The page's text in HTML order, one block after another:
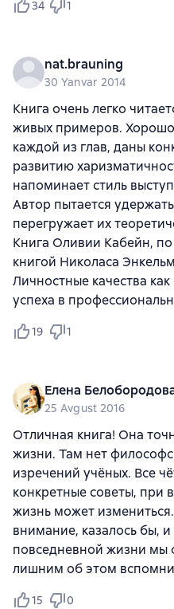
34 1
nat.brauning
30 Yanvar 2014
Книга очень легко
живых примеров.
каждой из глав, даны
развитию
напоминает стиль
Автор пытается
перегружает их
Книга Оливии Кабейн,
книгой Николаса
Личностные качества
успеха в
19 1
Елена
25 Avgust 2016
Отличная книга! Она
жизни. Там нет
изречений учёных. Все
конкретные советы, при
жизнь может
внимание, казалось бы,
повседневной жизни мы
лишним об этом
15 0